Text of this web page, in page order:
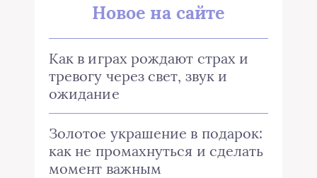
Новое на сайте
Как в играх рождают страх и
тревогу через свет, звук и
ожидание
Золотое украшение в подарок:
как не промахнуться и сделать
момент важным